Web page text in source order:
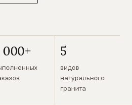
000+ 5
видов
натурального
гранита